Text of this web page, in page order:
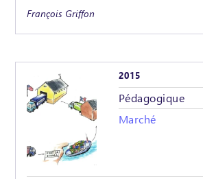
François Griffon
2015
Pédagogique
Marché